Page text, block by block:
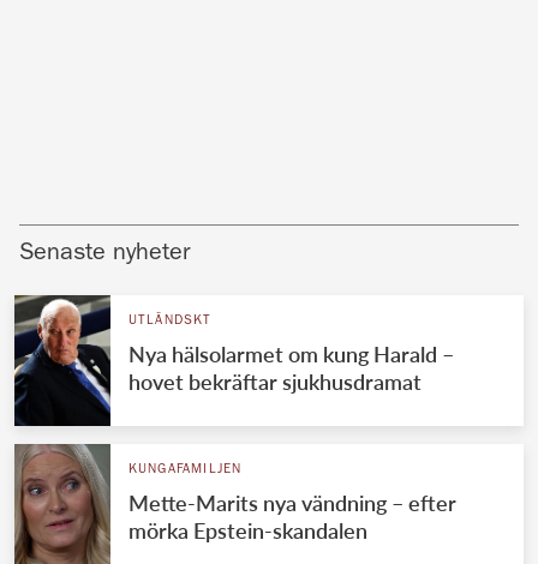
Senaste nyheter
UTLÄNDSKT
Nya hälsolarmet om kung Harald –
hovet bekräftar sjukhusdramat
KUNGAFAMILJEN
Mette-Marits nya vändning – efter
mörka Epstein-skandalen